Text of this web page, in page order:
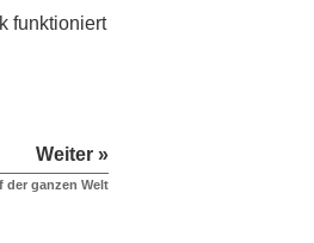
funktioniert
Weiter »
der ganzen Welt